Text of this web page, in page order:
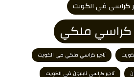
كراسي في الكويت
كراسي ملكي
تاجير كراسي ملكي في الكويت
تاجير كراسي نابليون في الكويت